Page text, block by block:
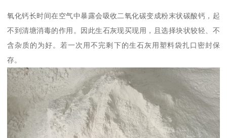
氧化钙长时间在空气中暴露会吸收二氧化碳变成粉末状碳酸钙，起
不到清塘消毒的作用。因此生石灰现买现用，且选择块状较轻、不
含杂质的为好。若一次用不完剩下的生石灰用塑料袋扎口密封保
存。